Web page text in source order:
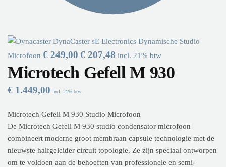
DynaCaster sE Electronics Dynamische Studio
Microfoon €249,00 Oorspronkelijke prijs was: € 249,00.
€ 207,48 Huidige prijs is: € 207,48.
incl. 21% btw
Microtech Gefell M 930
€ 1.449,00 incl. 21% btw
Microtech Gefell M 930 Studio Microfoon
De Microtech Gefell M 930 studio condensator microfoon
combineert moderne groot membraan capsule technologie met de
nieuwste halfgeleider circuit topologie. Ze zijn speciaal ontworpen
om te voldoen aan de behoeften van professionele en semi-